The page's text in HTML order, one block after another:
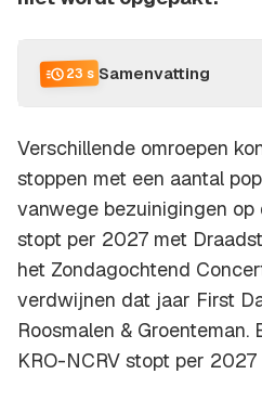
23 s Samenvatting
Verschillende omroepen
stoppen met een aantal
vanwege bezuinigingen op
stopt per 2027 met
het Zondagochtend
verdwijnen dat jaar First
Roosmalen &
KRO-NCRV stopt per